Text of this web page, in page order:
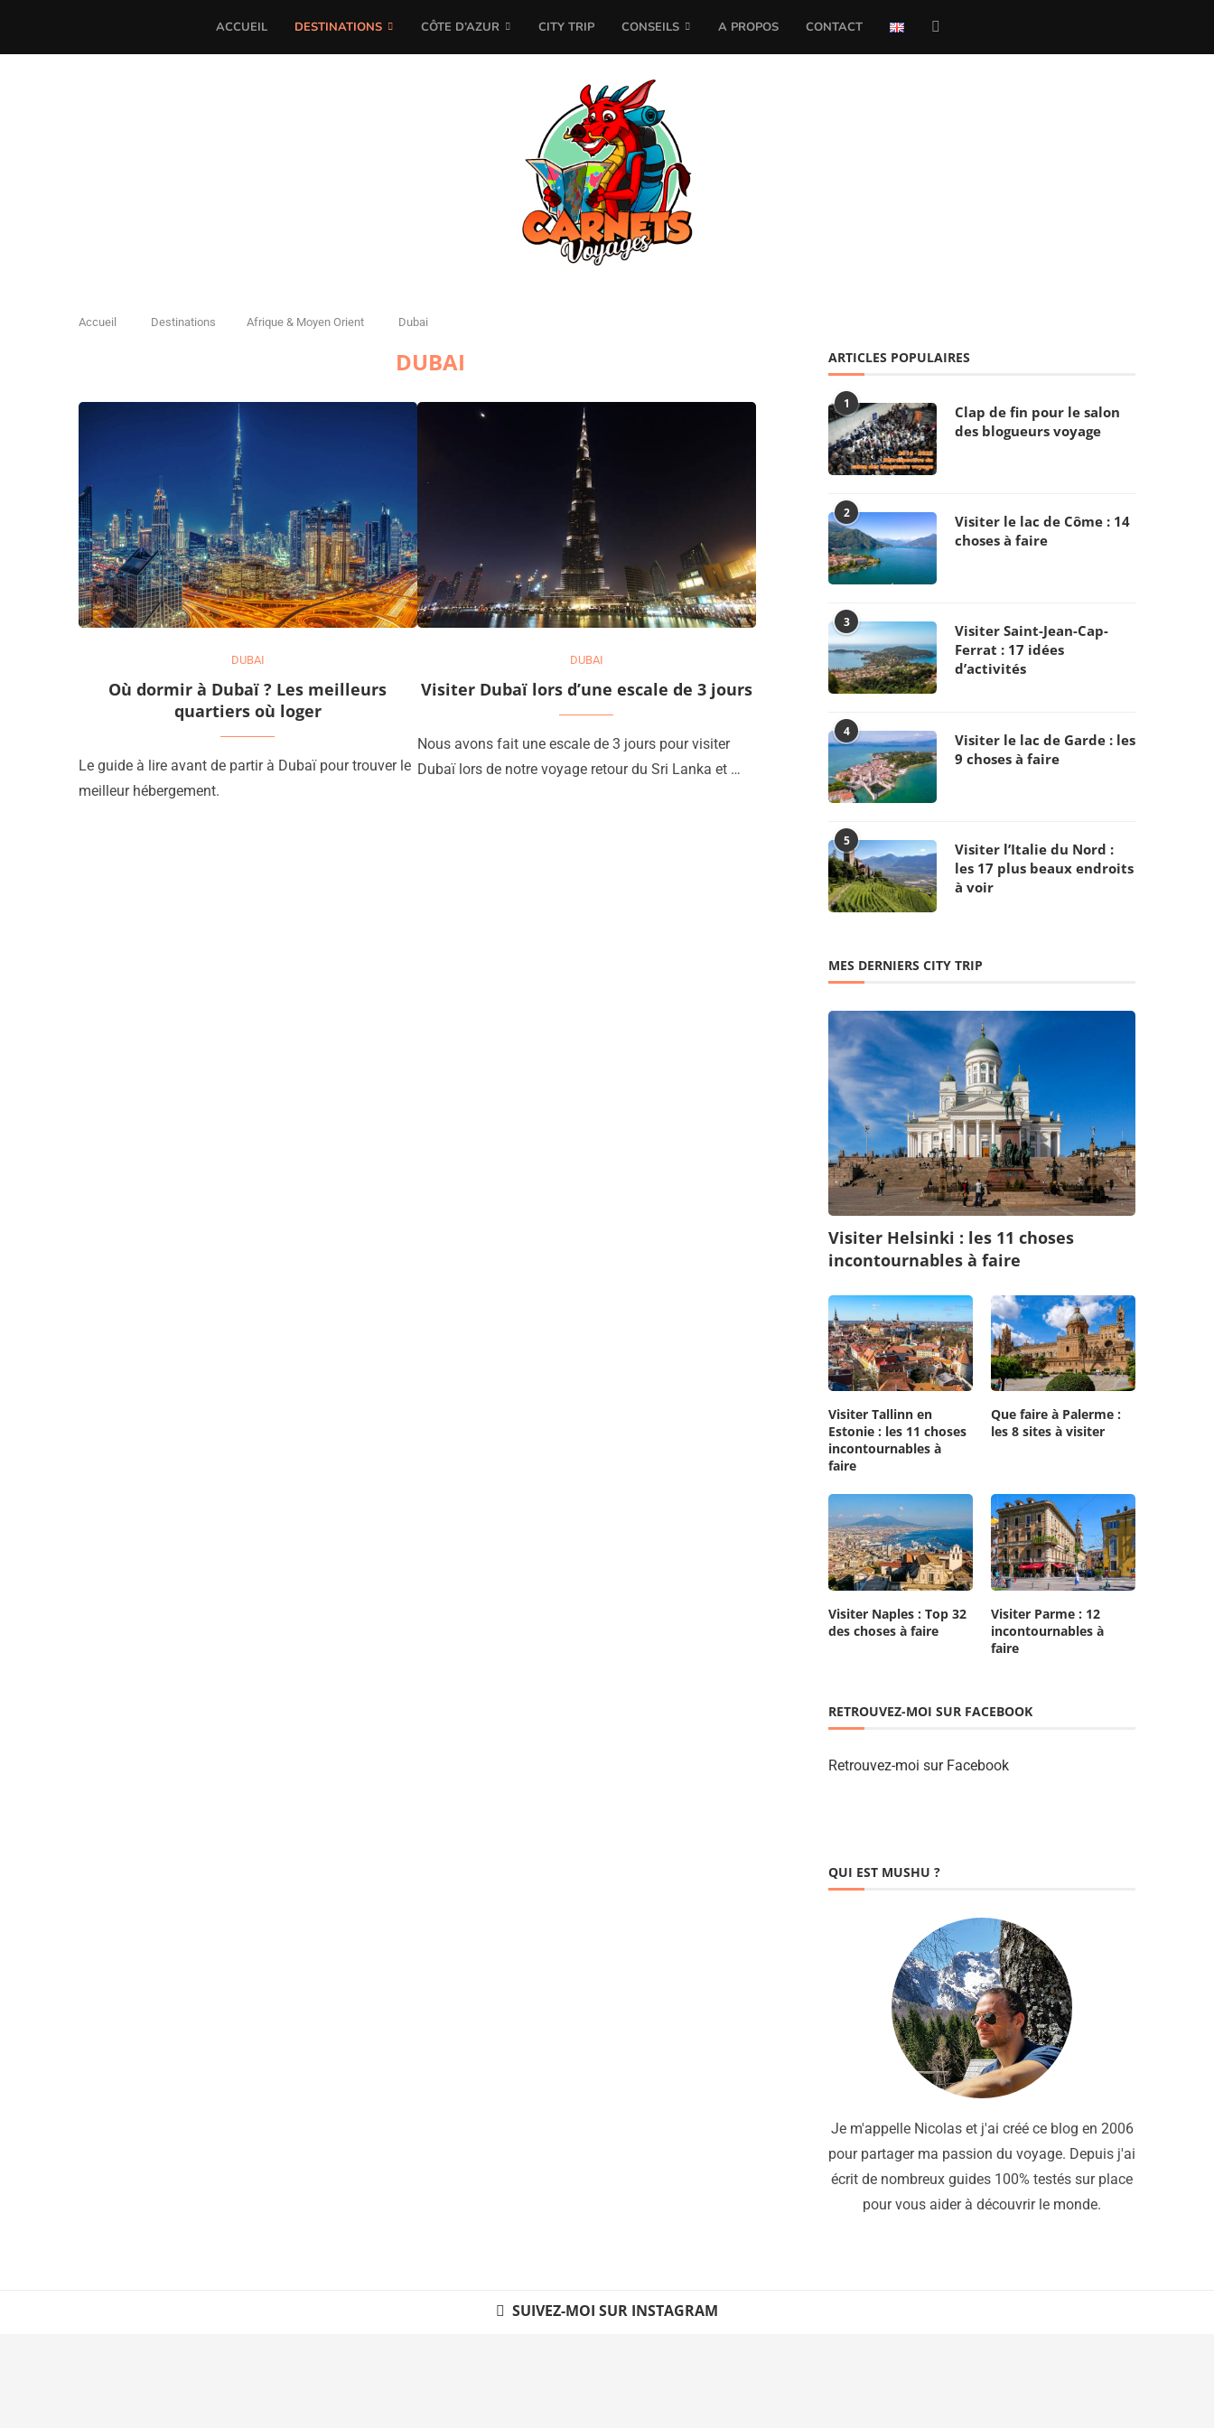
ACCUEIL DESTINATIONS CÔTE D’AZUR CITY TRIP CONSEILS A PROPOS CONTACT
Accueil Destinations Afrique & Moyen Orient Dubai
DUBAI
DUBAI
Où dormir à Dubaï ? Les meilleurs
quartiers où loger
Le guide à lire avant de partir à Dubaï pour trouver le
meilleur hébergement.
DUBAI
Visiter Dubaï lors d’une escale de 3 jours
Nous avons fait une escale de 3 jours pour visiter
Dubaï lors de notre voyage retour du Sri Lanka et …
ARTICLES POPULAIRES
1
Clap de fin pour le salon
des blogueurs voyage
2
Visiter le lac de Côme : 14
choses à faire
3
Visiter Saint-Jean-Cap-
Ferrat : 17 idées
d’activités
4
Visiter le lac de Garde : les
9 choses à faire
5
Visiter l’Italie du Nord :
les 17 plus beaux endroits
à voir
MES DERNIERS CITY TRIP
Visiter Helsinki : les 11 choses
incontournables à faire
Visiter Tallinn en
Estonie : les 11 choses
incontournables à
faire
Que faire à Palerme :
les 8 sites à visiter
Visiter Naples : Top 32
des choses à faire
Visiter Parme : 12
incontournables à
faire
RETROUVEZ-MOI SUR FACEBOOK
Retrouvez-moi sur Facebook
QUI EST MUSHU ?
Je m'appelle Nicolas et j'ai créé ce blog en 2006
pour partager ma passion du voyage. Depuis j'ai
écrit de nombreux guides 100% testés sur place
pour vous aider à découvrir le monde.
SUIVEZ-MOI SUR INSTAGRAM